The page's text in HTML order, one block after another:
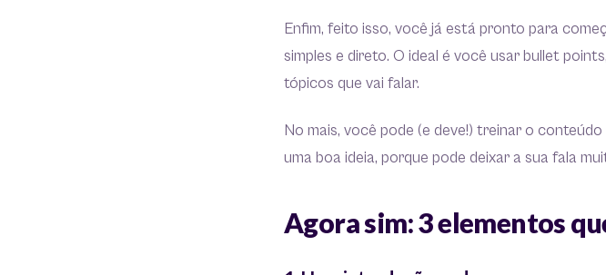
Enfim, feito isso, você já está pronto para
simples e direto. O ideal é você usar bullet
tópicos que vai falar.
No mais, você pode (e deve!) treinar o
uma boa ideia, porque pode deixar a sua fala
Agora sim: 3 elementos